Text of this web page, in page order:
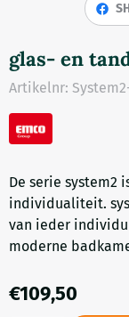
glas- en
Artikelnr:
De serie system2
individualiteit.
van ieder individu
moderne
€109,50